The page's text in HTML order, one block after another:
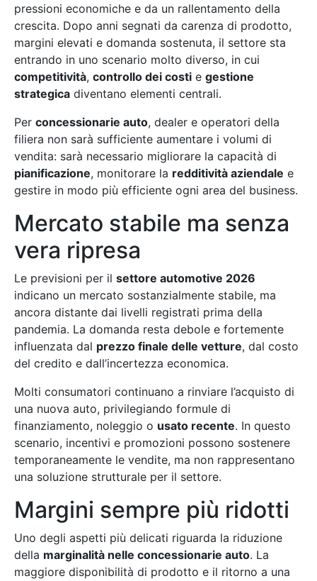
pressioni economiche e da un rallentamento della
crescita. Dopo anni segnati da carenza di prodotto,
margini elevati e domanda sostenuta, il settore sta
entrando in uno scenario molto diverso, in cui
competitività, controllo dei costi e gestione
strategica diventano elementi centrali.
Per concessionarie auto, dealer e operatori della
filiera non sarà sufficiente aumentare i volumi di
vendita: sarà necessario migliorare la capacità di
pianificazione, monitorare la redditività aziendale e
gestire in modo più efficiente ogni area del business.
Mercato stabile ma senza
vera ripresa
Le previsioni per il settore automotive 2026
indicano un mercato sostanzialmente stabile, ma
ancora distante dai livelli registrati prima della
pandemia. La domanda resta debole e fortemente
influenzata dal prezzo finale delle vetture, dal costo
del credito e dall’incertezza economica.
Molti consumatori continuano a rinviare l’acquisto di
una nuova auto, privilegiando formule di
finanziamento, noleggio o usato recente. In questo
scenario, incentivi e promozioni possono sostenere
temporaneamente le vendite, ma non rappresentano
una soluzione strutturale per il settore.
Margini sempre più ridotti
Uno degli aspetti più delicati riguarda la riduzione
della marginalità nelle concessionarie auto. La
maggiore disponibilità di prodotto e il ritorno a una